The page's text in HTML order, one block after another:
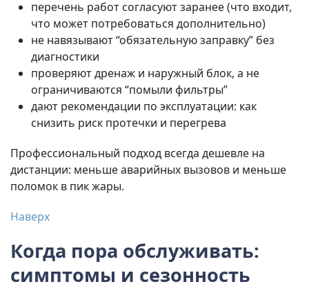
перечень работ согласуют заранее (что входит,
что может потребоваться дополнительно)
не навязывают “обязательную заправку” без
диагностики
проверяют дренаж и наружный блок, а не
ограничиваются “помыли фильтры”
дают рекомендации по эксплуатации: как
снизить риск протечки и перегрева
Профессиональный подход всегда дешевле на
дистанции: меньше аварийных вызовов и меньше
поломок в пик жары.
Наверх
Когда пора обслуживать:
симптомы и сезонность